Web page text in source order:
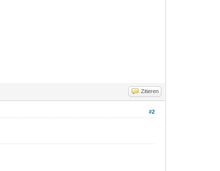
Zitieren
#2